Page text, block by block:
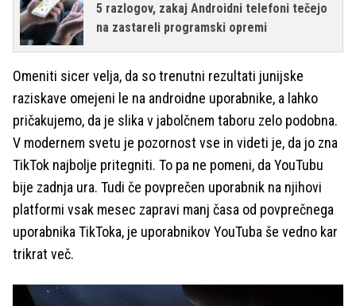
5 razlogov, zakaj Androidni telefoni tečejo
na zastareli programski opremi
Omeniti sicer velja, da so trenutni rezultati junijske
raziskave omejeni le na androidne uporabnike, a lahko
pričakujemo, da je slika v jabolčnem taboru zelo podobna.
V modernem svetu je pozornost vse in videti je, da jo zna
TikTok najbolje pritegniti. To pa ne pomeni, da YouTubu
bije zadnja ura. Tudi če povprečen uporabnik na njihovi
platformi vsak mesec zapravi manj časa od povprečnega
uporabnika TikToka, je uporabnikov YouTuba še vedno kar
trikrat več.